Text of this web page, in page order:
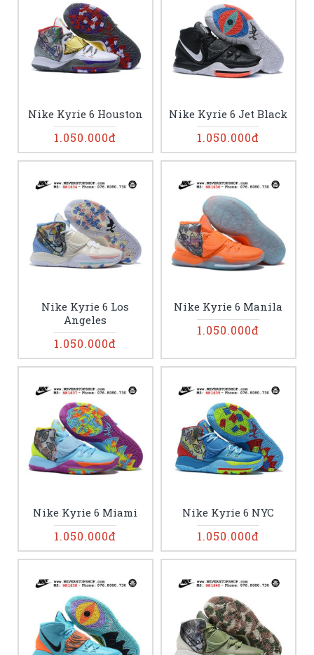
Nike Kyrie 6 Houston
1.050.000đ
Nike Kyrie 6 Jet Black
1.050.000đ
Nike Kyrie 6 Los
Angeles
1.050.000đ
Nike Kyrie 6 Manila
1.050.000đ
Nike Kyrie 6 Miami
1.050.000đ
Nike Kyrie 6 NYC
1.050.000đ